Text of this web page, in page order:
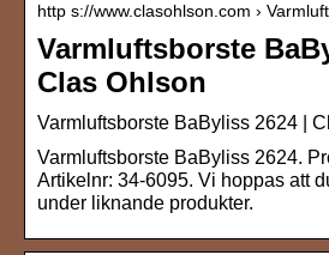
http s://www.clasohlson.com ›
Varmluftsborste
Clas Ohlson
Varmluftsborste BaByliss 2624 |
Varmluftsborste BaByliss 2624.
Artikelnr: 34-6095. Vi hoppas att
under liknande produkter.